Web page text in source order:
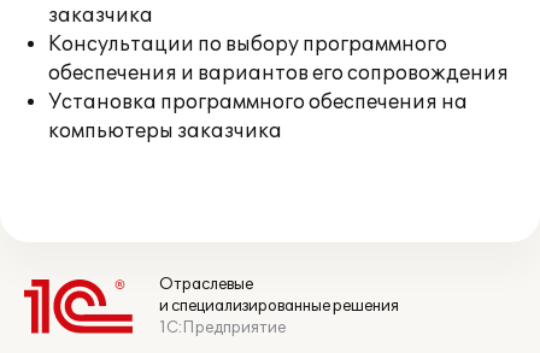
заказчика
Консультации по выбору программного
обеспечения и вариантов его сопровождения
Установка программного обеспечения на
компьютеры заказчика
Отраслевые
и специализированные решения
1С:Предприятие